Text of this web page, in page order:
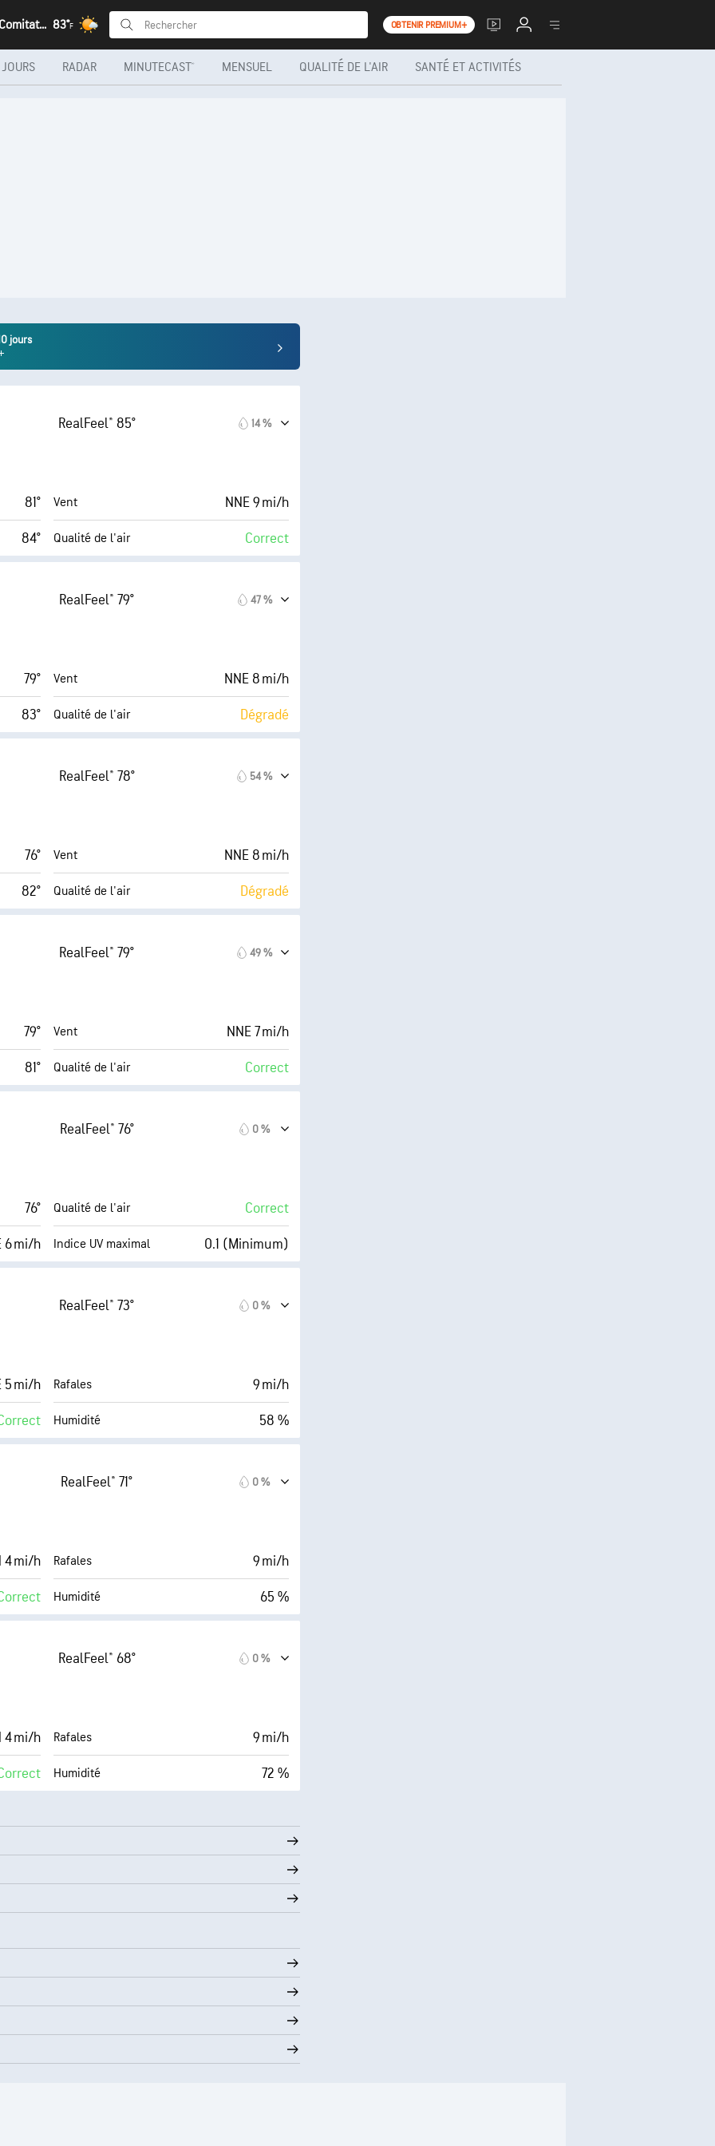
Licki Novi, Comitat de Lika-Senj 83°F OBTENIR PREMIUM+
RADAR MINUTECAST® MENSUEL QUALITÉ DE L'AIR SANTÉ ET ACTIVITÉS
jours
RealFeel® 85° 14 %
81°
84°
Vent NNE 9 mi/h
Qualité de l'air Correct
62° F
AccuLumen Brightness
6
RealFeel® 79° 47 %
79°
83°
Vent NNE 8 mi/h
Qualité de l'air Dégradé
61° F Plafond nuageux 7000 pi
RealFeel® 78° 54 %
76°
82°
Vent NNE 8 mi/h
Qualité de l'air Dégradé
60° F
Index™
9 (Très
forte)
Couverture nuageuse 16 %
6 mi
Plafond nuageux 30000 pi
RealFeel® 79° 49 %
79°
81°
Vent NNE 7 mi/h
Qualité de l'air Correct
60° F
AccuLumen Brightness
6
RealFeel® 76° 0 %
76°
6 mi/h
Qualité de l'air Correct
Indice UV maximal 0.1 (Minimum)
AccuLumen Brightness Index™
Couverture nuageuse 0 %
RealFeel® 73° 0 %
5 mi/h Rafales 9 mi/h
Humidité 58 %
Couverture nuageuse
Visibilité 10 mi
RealFeel® 71° 0 %
4 mi/h Rafales 9 mi/h
Humidité 65 %
Couverture nuageuse
Visibilité 10 mi
RealFeel® 68° 0 %
4 mi/h Rafales 9 mi/h
Humidité 72 %
Couverture nuageuse
1 %
Visibilité 10 mi
30000 pi